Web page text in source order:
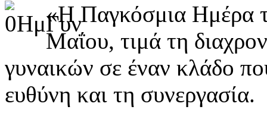
«Η Παγκόσμια Ημέρα
Μαΐου, τιμά τη
γυναικών σε έναν κλάδο
ευθύνη και τη συνεργασία.